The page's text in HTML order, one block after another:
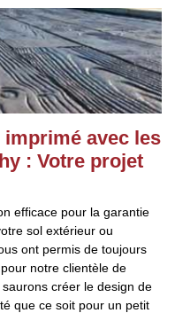
imprimé avec les
: Votre projet
efficace pour la garantie
sol extérieur ou
ont permis de toujours
notre clientèle de
créer le design de
que ce soit pour un petit